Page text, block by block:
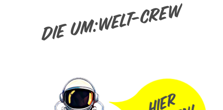
Die um:welt-Crew